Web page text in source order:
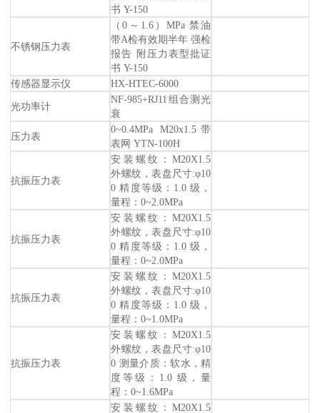
书 Y-150
不锈钢压力表
（0～1.6）MPa 禁油
带A检有效期半年 强检
报告 附压力表型批证
书 Y-150
传感器显示仪
HX-HTEC-6000
光功率计
NF-985+RJ11组合测光
衰
压力表
0~0.4MPa M20x1.5带
表网 YTN-100H
抗振压力表
安装螺纹：M20X1.5
外螺纹，表盘尺寸:φ10
0 精度等级：1.0 级，
量程：0~2.0MPa
抗振压力表
安装螺纹：M20X1.5
外螺纹，表盘尺寸:φ10
0 精度等级：1.0 级，
量程：0~2.0MPa
抗振压力表
安装螺纹：M20X1.5
外螺纹，表盘尺寸:φ10
0 精度等级：1.0 级，
量程：0~1.0MPa
抗振压力表
安装螺纹：M20X1.5
外螺纹，表盘尺寸:φ10
0 测量介质：软水，精
度等级：1.0 级，量
程：0~1.6MPa
安装螺纹：M20X1.5